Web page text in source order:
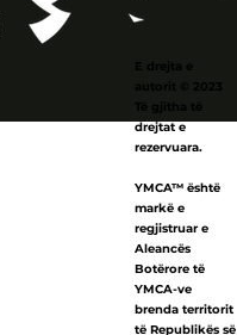
E drejta e
autorit © 2023
Të gjitha të
drejtat e
rezervuara.
YMCA™ është
markë e
regjistruar e
Aleancës
Botërore të
YMCA-ve
brenda territorit
të Republikës së